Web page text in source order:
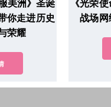
美洲》圣诞
你走进历史
荣耀
《光荣
战场网